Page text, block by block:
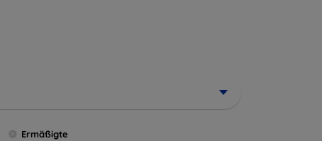
Ermäßigte